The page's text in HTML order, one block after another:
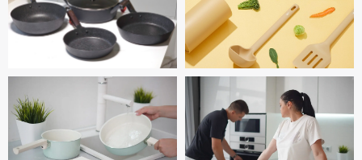
© Все права защищены
Мессенджеры и соц. сети:
*
*Instagram запрещён
на территории РФ